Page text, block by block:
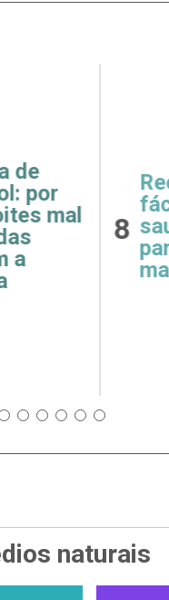
da
9
e
rins
naturais